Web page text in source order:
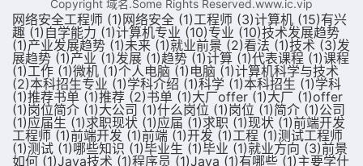
Copyright 域名.Some Rights Reserved.www.ic.vip
网络安全工程师 (1)网络安全 (1)工程师 (3)计算机 (15)有兴
趣 (1) 自学能力 (1)计算机专业 (10)专业 (10)技术发展趋势
(1)产业发展趋势 (1)未来 (1)就业前景 (2)看法 (1)技术 (3)发
展趋势 (1)产业 (1)发展 (1)趋势 (1)计算 (1)代表课程 (1)课程
(1)工作 (1)微机 (1)个人电脑 (1) 电脑 (1)计算机科学与技术
(2)本科招生专业 (1)学科介绍 (1)科学 (1)本科招生 (1)学科
(1)推荐书单 (1)推荐 (2)书单 (1)大厂offer (1)大厂 (1)offer
(1)岗位简介 (1)大公司 (1)什么岗位 (1)岗位 (1)简介 (1)公司
(1)应届生 (1)求职现状 (1)应届 (1)求职 (1)现状 (1)前端开发
工程师 (1)前端开发 (1)前端 (1)开发 (1)工程 (1)测试工程师
(1)测试 (1)哪些知识 (1)毕业生 (1)毕业 (1)就业方向 (3)前景
如何 (1)Java技术 (1)程序员 (1)Java (1)有哪些 (1)主要学什